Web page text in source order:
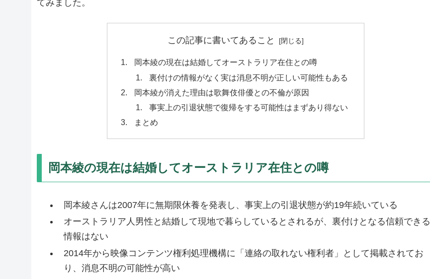
てみました。
この記事に書いてあること
岡本綾の現在は結婚してオーストラリア在住との噂
裏付けの情報がなく実は消息不明が正しい可能性もある
岡本綾が消えた理由は歌舞伎俳優との不倫が原因
事実上の引退状態で復帰をする可能性はまずあり得ない
まとめ
岡本綾の現在は結婚してオーストラリア在住との噂
岡本綾さんは2007年に無期限休養を発表し、事実上の引退状態が約19年続いている
オーストラリア人男性と結婚して現地で暮らしているとされるが、裏付けとなる信頼できる
情報はない
2014年から映像コンテンツ権利処理機構に「連絡の取れない権利者」として掲載されてお
り、消息不明の可能性が高い